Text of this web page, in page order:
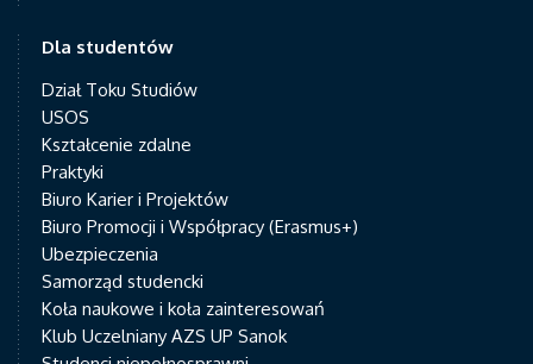
Dla studentów
Dział Toku Studiów
USOS
Kształcenie zdalne
Praktyki
Biuro Karier i Projektów
Biuro Promocji i Współpracy (Erasmus+)
Ubezpieczenia
Samorząd studencki
Koła naukowe i koła zainteresowań
Klub Uczelniany AZS UP Sanok